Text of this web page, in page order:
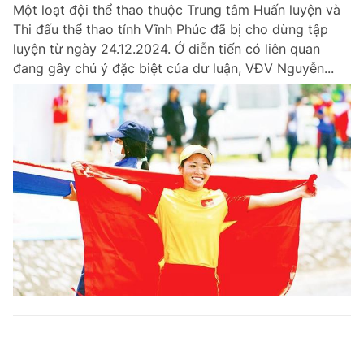
Một loạt đội thể thao thuộc Trung tâm Huấn luyện và
Thi đấu thể thao tỉnh Vĩnh Phúc đã bị cho dừng tập
luyện từ ngày 24.12.2024. Ở diễn tiến có liên quan
đang gây chú ý đặc biệt của dư luận, VĐV Nguyễn...